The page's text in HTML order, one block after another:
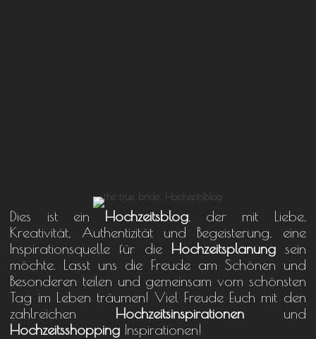
Dies ist ein Hochzeitsblog, der mit Liebe,
Kreativität, Authentizität und Begeisterung, eine
Inspirationsquelle für die Hochzeitsplanungsein
möchte. Lasst uns die Freude am Schönen und
Besonderen teilen und gemeinsam vom schönsten
Tag im Leben träumen! Viel Freude Euch mit den
zahlreichen Hochzeitsinspirationen und
Hochzeitsshopping Inspirationen!